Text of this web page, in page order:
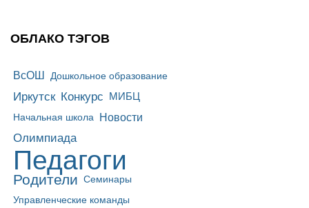
ОБЛАКО ТЭГОВ
ВсОШ Дошкольное образование
Иркутск Конкурс МИБЦ
Начальная школа Новости
Олимпиада
Педагоги
Родители Семинары
Управленческие команды